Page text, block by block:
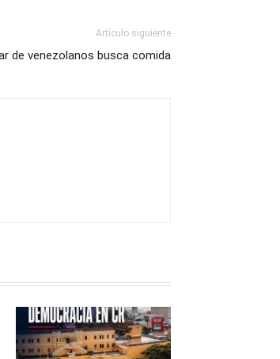
Artículo siguiente
de venezolanos busca comida